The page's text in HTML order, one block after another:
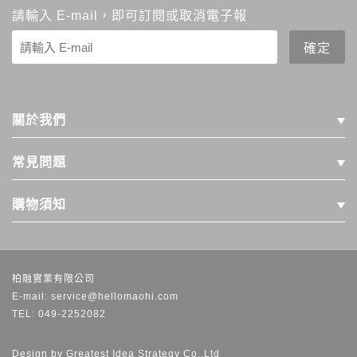
請輸入 E-mail，即可訂閱或取消電子報
關於我們
常見問題
購物須知
柏融實業有限公司
E-mail: service@hellomaohi.com
TEL: 049-2252082
Design by Greatest Idea Strategy Co.,Ltd